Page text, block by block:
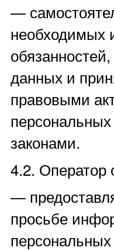
—
необходимых
данных и
правовыми
законами.
4.2. Оператор
—
просьбе